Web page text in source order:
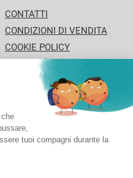
CONTATTI
CONDIZIONI DI VENDITA
COOKIE POLICY
MODALITÀ DI PAGAMENTO
INFORMATIVA PRIVACY
- Sede legale: VIA
Italia Tel/Fax. 0506930694
cod.
iscritta al: PISA